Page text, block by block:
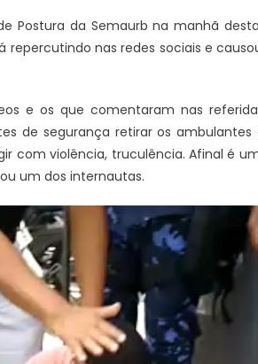
Postura da Semaurb na manhã
nas redes sociais e
e os que comentaram nas
de segurança retirar os
com violência, truculência. Afinal é
um dos internautas.